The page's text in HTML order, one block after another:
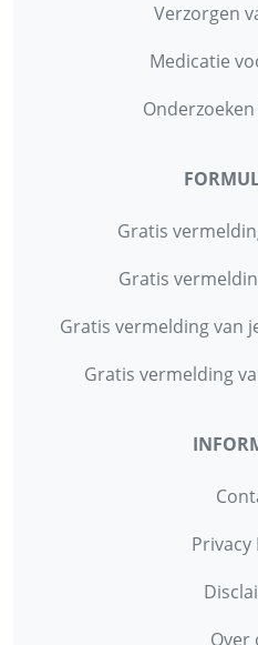
Verzorgen
Medicatie
Gratis
Gratis
Gratis vermelding van
Gratis vermelding
Privacy
Over